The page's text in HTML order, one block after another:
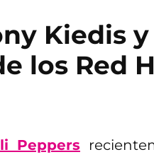
Kiedis y
los Red
Peppers